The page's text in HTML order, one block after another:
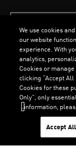
Imprint
We use cookies
our website
experience. With
analytics,
Cookies or
clicking “Accept All
Cookies for these
Only”, only
information,
Accept